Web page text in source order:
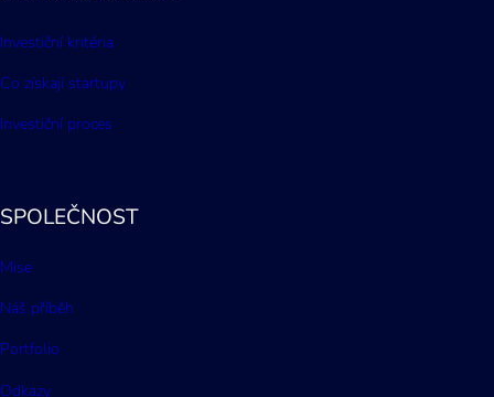
Investiční kritéria
Co získají startupy
Investiční proces
SPOLEČNOST
Mise
Náš příběh
Portfolio
Odkazy